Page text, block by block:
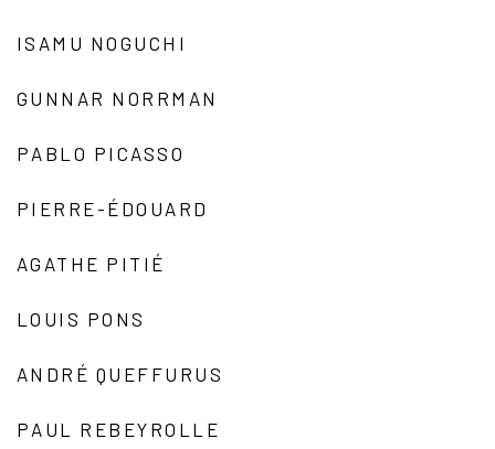
ISAMU NOGUCHI
GUNNAR NORRMAN
PABLO PICASSO
PIERRE-ÉDOUARD
AGATHE PITIÉ
LOUIS PONS
ANDRÉ QUEFFURUS
PAUL REBEYROLLE